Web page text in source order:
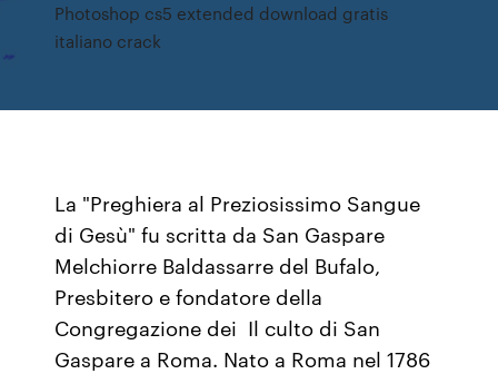
Photoshop cs5 extended download gratis
italiano crack
La "Preghiera al Preziosissimo Sangue
di Gesù" fu scritta da San Gaspare
Melchiorre Baldassarre del Bufalo,
Presbitero e fondatore della
Congregazione dei Il culto di San
Gaspare a Roma. Nato a Roma nel 1786